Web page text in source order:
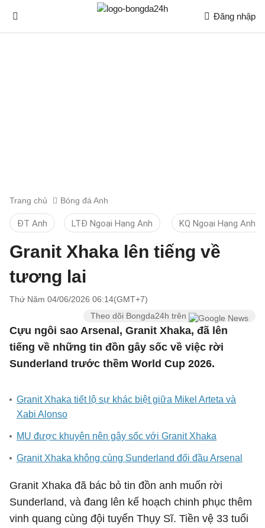
Đăng nhập
Trang chủ Bóng đá Anh
ĐT Anh LTĐ Ngoại Hạng Anh KQ Ngoại Hạng Anh
Granit Xhaka lên tiếng về
tương lai
Thứ Năm 04/06/2026 06:14(GMT+7)
Theo dõi Bongda24h trên
Cựu ngôi sao Arsenal, Granit Xhaka, đã lên
tiếng về những tin đồn gây sốc về việc rời
Sunderland trước thềm World Cup 2026.
Granit Xhaka tiết lộ sự khác biệt giữa Mikel Arteta và
Xabi Alonso
MU được khuyên nên gây sốc với Granit Xhaka
Granit Xhaka không cùng Sunderland đối đầu Arsenal
Granit Xhaka đã bác bỏ tin đồn anh muốn rời
Sunderland, và đang lên kế hoạch chinh phục thêm
vinh quang cùng đội tuyển Thụy Sĩ. Tiền vệ 33 tuổi